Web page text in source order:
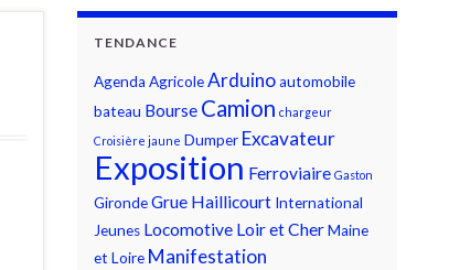
TENDANCE
Agenda AgricoleArduinoautomobile
bateau Bourse Camion chargeur
Croisière jaune Dumper Excavateur
Exposition Ferroviaire Gaston
GirondeGrue Haillicourt International
Jeunes Locomotive Loir et CherMaine
et Loire Manifestation